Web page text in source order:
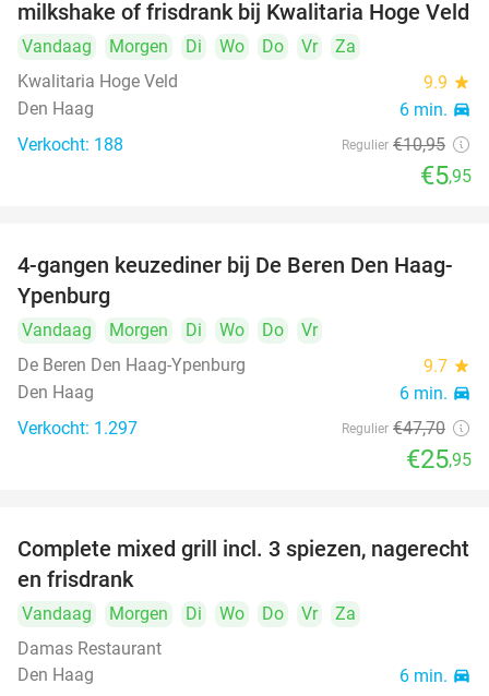
milkshake of frisdrank bij Kwalitaria Hoge Veld
Vandaag Morgen Di Wo Do Vr
Za
Kwalitaria Hoge Veld
9.9 star
Den Haag 6 min. directions_car
Verkocht: 188 Regulier €10,95
€5,95
46%
4-gangen keuzediner bij De Beren Den Haag-
Ypenburg
Vandaag Morgen Di Wo Do
Vr
De Beren Den Haag-Ypenburg
9.7 star
Den Haag 6 min. directions_car
Verkocht: 1.297 Regulier €47,70
€25,95
34%
Complete mixed grill incl. 3 spiezen, nagerecht
en frisdrank
Vandaag Morgen Di Wo Do Vr
Za
Damas Restaurant
Den Haag
6 min. directions_car